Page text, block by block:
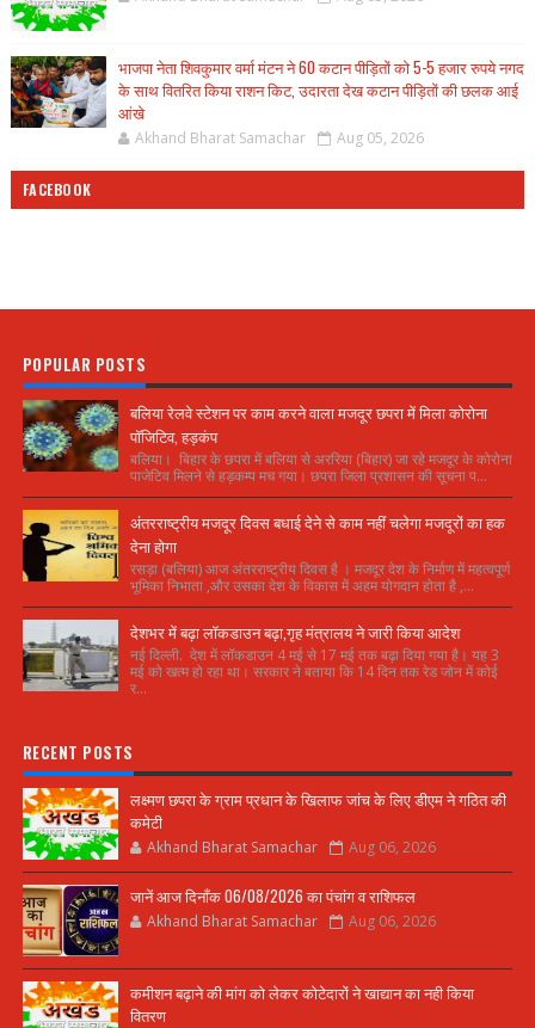
भाजपा नेता शिवकुमार वर्मा मंटन ने 60 कटान पीड़ितों को 5-5 हजार रुपये नगद
के साथ वितरित किया राशन किट, उदारता देख कटान पीड़ितों की छलक आई
आंखे
Akhand Bharat Samachar Aug 05, 2026
FACEBOOK
POPULAR POSTS
बलिया रेलवे स्टेशन पर काम करने वाला मजदूर छपरा में मिला कोरोना
पॉजिटिव, हड़कंप
बलिया। बिहार के छपरा में बलिया से अररिया (बिहार) जा रहे मजदूर के कोरोना
पाजेटिव मिलने से हड़कम्प मच गया। छपरा जिला प्रशासन की सूचना प...
अंतरराष्ट्रीय मजदूर दिवस बधाई देने से काम नहीं चलेगा मजदूरों का हक
देना होगा
रसड़ा (बलिया) आज अंतरराष्ट्रीय दिवस है । मजदूर देश के निर्माण में महत्वपूर्ण
भूमिका निभाता ,और उसका देश के विकास में अहम योगदान होता है ,...
देशभर में बढ़ा लॉकडाउन बढ़ा,गृह मंत्रालय ने जारी किया आदेश
नई दिल्ली. देश में लॉकडाउन 4 मई से 17 मई तक बढ़ा दिया गया है। यह 3
मई को खत्म हो रहा था। सरकार ने बताया कि 14 दिन तक रेड जोन में कोई
र...
RECENT POSTS
लक्ष्मण छपरा के ग्राम प्रधान के खिलाफ जांच के लिए डीएम ने गठित की
कमेटी
Akhand Bharat Samachar Aug 06, 2026
जानें आज दिनाँक 06/08/2026 का पंचांग व राशिफल
Akhand Bharat Samachar Aug 06, 2026
कमीशन बढ़ाने की मांग को लेकर कोटेदारों ने खाद्यान का नही किया
वितरण